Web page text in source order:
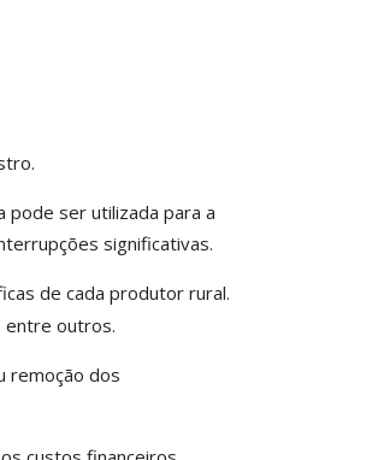
pode ser utilizada para a
significativas.
de cada produtor rural.
entre outros.
remoção dos